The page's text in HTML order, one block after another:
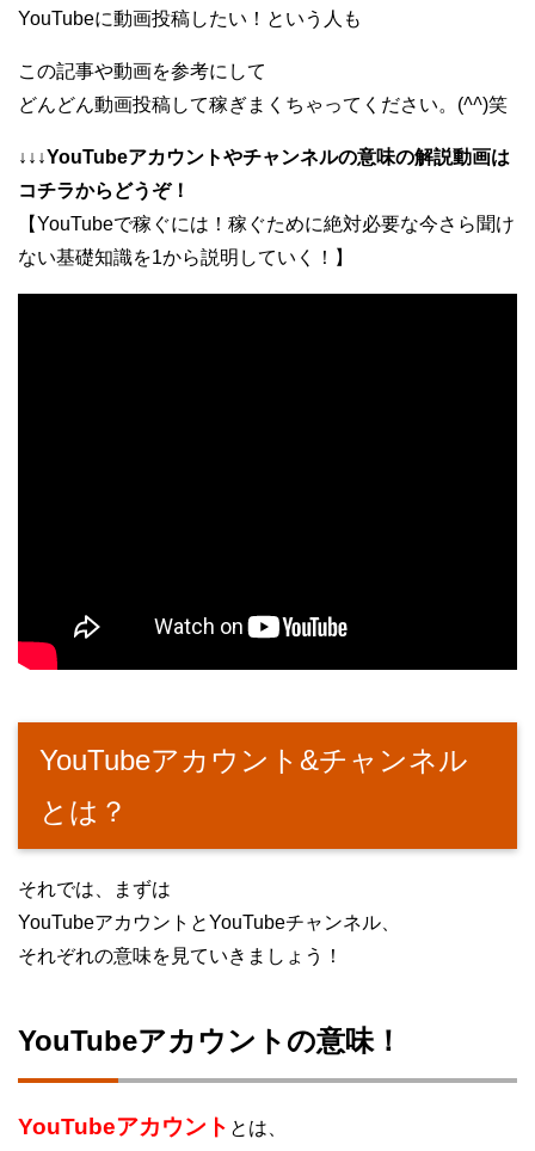
YouTubeに動画投稿したい！という人も
この記事や動画を参考にして
どんどん動画投稿して稼ぎまくちゃってください。(^^)笑
↓↓↓YouTubeアカウントやチャンネルの意味の解説動画は
コチラからどうぞ！
【YouTubeで稼ぐには！稼ぐために絶対必要な今さら聞け
ない基礎知識を1から説明していく！】
YouTubeアカウント&チャンネル
とは？
それでは、まずは
YouTubeアカウントとYouTubeチャンネル、
それぞれの意味を見ていきましょう！
YouTubeアカウントの意味！
YouTubeアカウント とは、